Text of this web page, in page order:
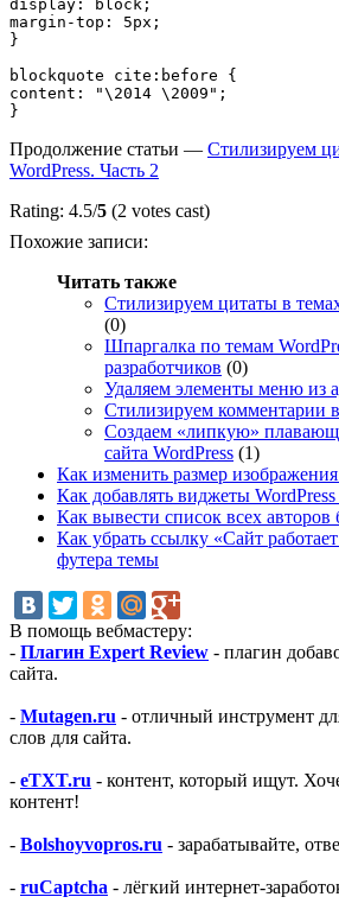
display: block;
margin-top: 5px;
}
blockquote cite:before {
content: "\2014 \2009";
Продолжение статьи — Стилизируем
WordPress. Часть 2
Rating: 4.5/5 (2 votes cast)
Похожие записи:
Читать также
Стилизируем цитаты в
(0)
Шпаргалка по темам
разработчиков (0)
Удаляем элементы меню из
Стилизируем комментарии в
Создаем «липкую»
сайта WordPress (1)
Как изменить размер
Как добавлять виджеты
Как вывести список всех авторов
Как убрать ссылку «Сайт
футера темы
В помощь вебмастеру:
- Плагин Expert Review - плагин
сайта.
- Mutagen.ru - отличный инструмент
слов для сайта.
- eTXT.ru - контент, который ищут.
контент!
- Bolshoyvopros.ru - зарабатывайте,
- ruCaptcha - лёгкий интернет-